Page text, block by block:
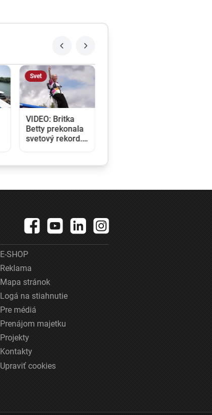
Svet
VIDEO: Britka
Betty prekonala
svetový rekord.
ženou, ktorá
E-SHOP
Reklama
Mapa stránok
Logá na stiahnutie
Pre médiá
Prenájom majetku
Projekty
Kontakty
Upraviť cookies